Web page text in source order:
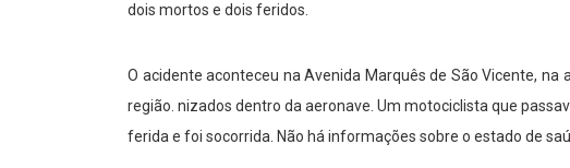
dois mortos e dois feridos.
O acidente aconteceu na Avenida Marquês de São Vicente,
região. nizados dentro da aeronave. Um motociclista que
ferida e foi socorrida. Não há informações sobre o estado de